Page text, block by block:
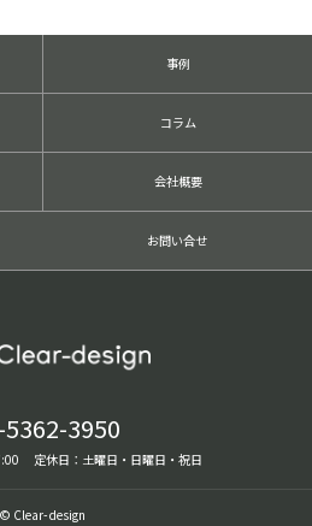
事例
コラム
会社概要
お問い合せ
3950
定休日：土曜日・日曜日・祝日
© Clear-design